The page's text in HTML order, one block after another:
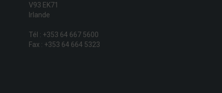
V93 EK71
Irlande
Tél : +353 64 667 5600
Fax : +353 64 664 5323